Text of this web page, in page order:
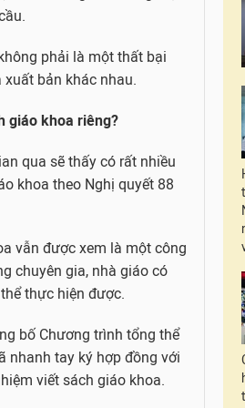
phải là một thất bại
bản khác nhau.
giáo khoa riêng?
qua sẽ thấy có rất nhiều
khoa theo Nghị quyết 88
vẫn được xem là một công
chuyên gia, nhà giáo có
thực hiện được.
bố Chương trình tổng thể
nhanh tay ký hợp đồng với
viết sách giáo khoa.